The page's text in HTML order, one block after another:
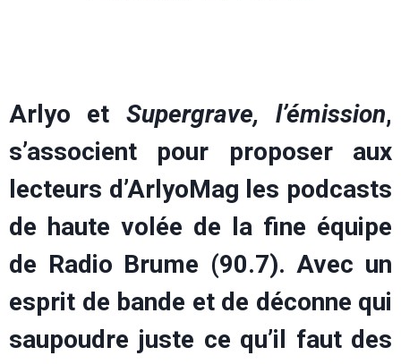
Arlyo et Supergrave, l’émission,
s’associent pour proposer aux
lecteurs d’ArlyoMag les podcasts
de haute volée de la fine équipe
de Radio Brume (90.7). Avec un
esprit de bande et de déconne qui
saupoudre juste ce qu’il faut des